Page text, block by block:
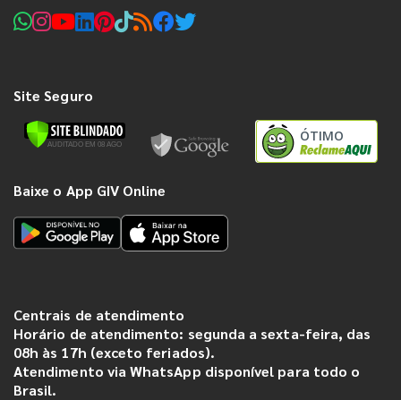
Site Seguro
ÓTIMO
Baixe o App GIV Online
Centrais de atendimento
Horário de atendimento: segunda a sexta-feira, das
08h às 17h (exceto feriados).
Atendimento via WhatsApp disponível para todo o
Brasil.